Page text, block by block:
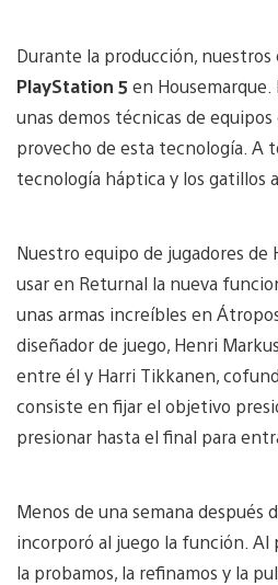
Durante la producción,
PlayStation 5 en
unas demos técnicas de
provecho de esta tecnología. A
tecnología háptica y los gatillos
Nuestro equipo de jugadores
usar en Returnal la nueva
unas armas increíbles en
diseñador de juego, Henri
entre él y Harri Tikkanen,
consiste en fijar el objetivo
presionar hasta el final para
Menos de una semana
incorporó al juego la función. Al
la probamos, la refinamos y la